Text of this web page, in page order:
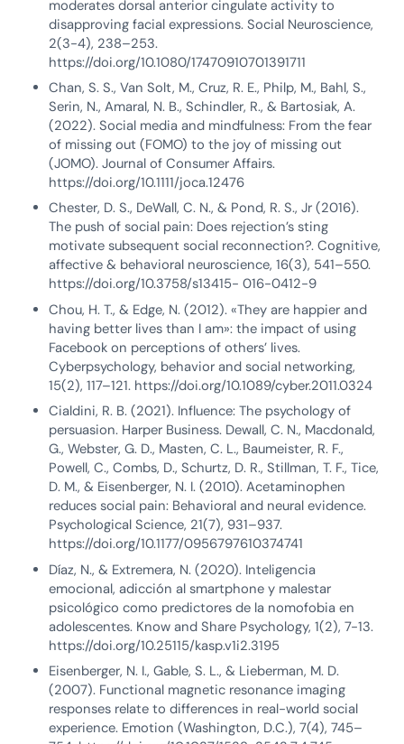
moderates dorsal anterior cingulate activity to
disapproving facial expressions. Social Neuroscience,
2(3-4), 238–253.
https://doi.org/10.1080/17470910701391711
Chan, S. S., Van Solt, M., Cruz, R. E., Philp, M., Bahl, S.,
Serin, N., Amaral, N. B., Schindler, R., & Bartosiak, A.
(2022). Social media and mindfulness: From the fear
of missing out (FOMO) to the joy of missing out
(JOMO). Journal of Consumer Affairs.
https://doi.org/10.1111/joca.12476
Chester, D. S., DeWall, C. N., & Pond, R. S., Jr (2016).
The push of social pain: Does rejection’s sting
motivate subsequent social reconnection?. Cognitive,
affective & behavioral neuroscience, 16(3), 541–550.
https://doi.org/10.3758/s13415- 016-0412-9
Chou, H. T., & Edge, N. (2012). «They are happier and
having better lives than I am»: the impact of using
Facebook on perceptions of others’ lives.
Cyberpsychology, behavior and social networking,
15(2), 117–121. https://doi.org/10.1089/cyber.2011.0324
Cialdini, R. B. (2021). Influence: The psychology of
persuasion. Harper Business. Dewall, C. N., Macdonald,
G., Webster, G. D., Masten, C. L., Baumeister, R. F.,
Powell, C., Combs, D., Schurtz, D. R., Stillman, T. F., Tice,
D. M., & Eisenberger, N. I. (2010). Acetaminophen
reduces social pain: Behavioral and neural evidence.
Psychological Science, 21(7), 931–937.
https://doi.org/10.1177/0956797610374741
Díaz, N., & Extremera, N. (2020). Inteligencia
emocional, adicción al smartphone y malestar
psicológico como predictores de la nomofobia en
adolescentes. Know and Share Psychology, 1(2), 7-13.
https://doi.org/10.25115/kasp.v1i2.3195
Eisenberger, N. I., Gable, S. L., & Lieberman, M. D.
(2007). Functional magnetic resonance imaging
responses relate to differences in real-world social
experience. Emotion (Washington, D.C.), 7(4), 745–